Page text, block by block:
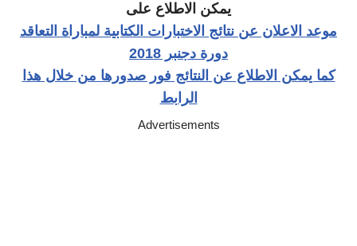
يمكن الاطلاع على
موعد الاعلان عن نتائج الاختبارات الكتابية لمباراة التعاقد
دورة دجنبر 2018
كما يمكن الاطلاع عن النتائج فور صدورها من خلال هذا
الرابط
Advertisements